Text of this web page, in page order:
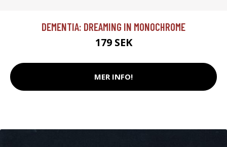
DEMENTIA: DREAMING IN MONOCHROME
179 SEK
MER INFO!